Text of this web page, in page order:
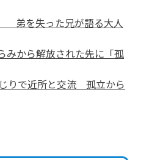
弟を失った兄が語る大人
から解放された先に「孤
りで近所と交流 孤立から